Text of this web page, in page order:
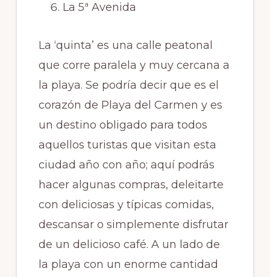
La 5ª Avenida
La ‘quinta’ es una calle peatonal
que corre paralela y muy cercana a
la playa. Se podría decir que es el
corazón de Playa del Carmen y es
un destino obligado para todos
aquellos turistas que visitan esta
ciudad año con año; aquí podrás
hacer algunas compras, deleitarte
con deliciosas y típicas comidas,
descansar o simplemente disfrutar
de un delicioso café. A un lado de
la playa con un enorme cantidad